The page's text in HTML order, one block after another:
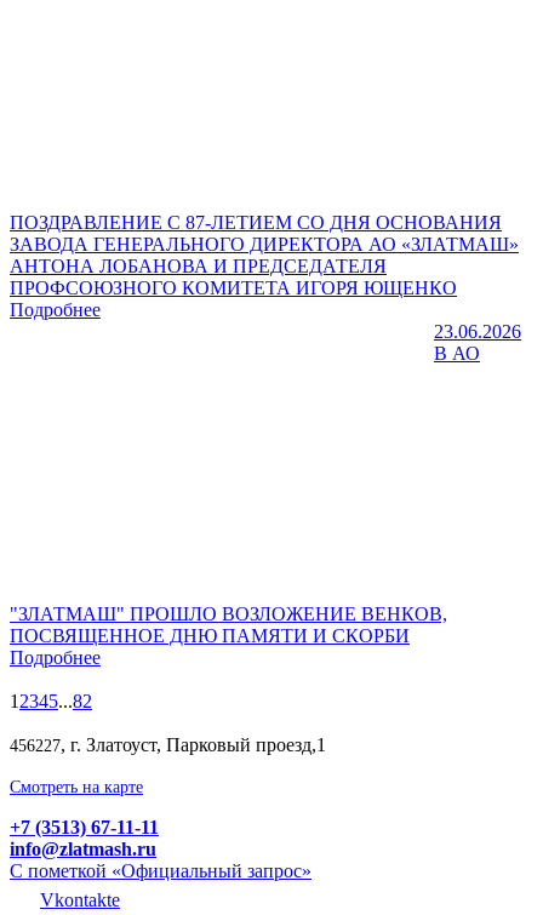
ПОЗДРАВЛЕНИЕ С 87-ЛЕТИЕМ СО ДНЯ ОСНОВАНИЯ
ЗАВОДА ГЕНЕРАЛЬНОГО ДИРЕКТОРА АО «ЗЛАТМАШ»
АНТОНА ЛОБАНОВА И ПРЕДСЕДАТЕЛЯ
ПРОФСОЮЗНОГО КОМИТЕТА ИГОРЯ ЮЩЕНКО
Подробнее
23.06.2026
В АО
"ЗЛАТМАШ" ПРОШЛО ВОЗЛОЖЕНИЕ ВЕНКОВ,
ПОСВЯЩЕННОЕ ДНЮ ПАМЯТИ И СКОРБИ
Подробнее
1 2345...82
456227, г. Златоуст, Парковый проезд,1
Смотреть на карте
+7 (3513) 67-11-11
info@zlatmash.ru
С пометкой «Официальный запрос»
Vkontakte